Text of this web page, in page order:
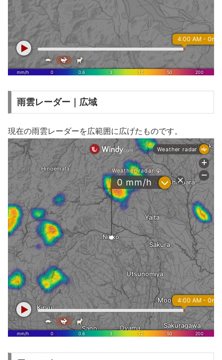
雨雲レーダー｜広域
現在の雨雲レーダーを広範囲に広げたものです。